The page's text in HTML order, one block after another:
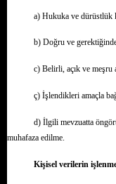
a) Hukuka ve dürüstlük
b) Doğru ve
c) Belirli, açık ve meşru
ç) İşlendikleri amaçla
d) İlgili mevzuatta
muhafaza edilme.
Kişisel verilerin